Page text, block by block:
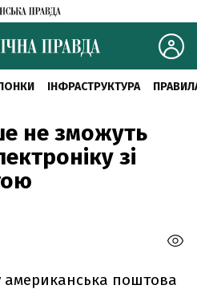
ІНФРАСТРУКТУРА
не зможуть
зі
американська поштова